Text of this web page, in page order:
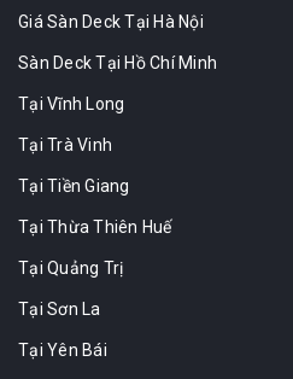
Giá Sàn Deck Tại Hà Nội
Sàn Deck Tại Hồ Chí Minh
Tại Vĩnh Long
Tại Trà Vinh
Tại Tiền Giang
Tại Thừa Thiên Huế
Tại Quảng Trị
Tại Sơn La
Tại Yên Bái